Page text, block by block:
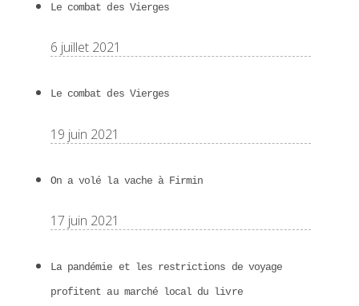
Le combat des Vierges
6 juillet 2021
Le combat des Vierges
19 juin 2021
On a volé la vache à Firmin
17 juin 2021
La pandémie et les restrictions de voyage
profitent au marché local du livre